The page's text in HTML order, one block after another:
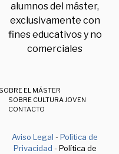
alumnos del máster,
exclusivamente con
fines educativos y no
comerciales
SOBRE EL MÁSTER
SOBRE CULTURA JOVEN
CONTACTO
Aviso Legal -Política de
Privacidad - Política de